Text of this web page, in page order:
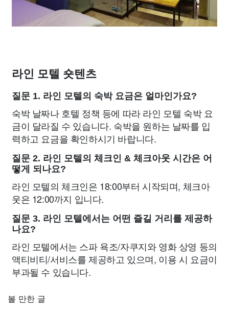
라인 모텔 숏텐츠
질문 1. 라인 모텔의 숙박 요금은 얼마인가요?
숙박 날짜나 호텔 정책 등에 따라 라인 모텔 숙박 요
금이 달라질 수 있습니다. 숙박을 원하는 날짜를 입
력하고 요금을 확인하시기 바랍니다.
질문 2. 라인 모텔의 체크인 & 체크아웃 시간은 어
떻게 되나요?
라인 모텔의 체크인은 18:00부터 시작되며, 체크아
웃은 12:00까지 입니다.
질문 3. 라인 모텔에서는 어떤 즐길 거리를 제공하
나요?
라인 모텔에서는 스파 욕조/자쿠지와 영화 상영 등의
액티비티/서비스를 제공하고 있으며, 이용 시 요금이
부과될 수 있습니다.
볼 만한 글